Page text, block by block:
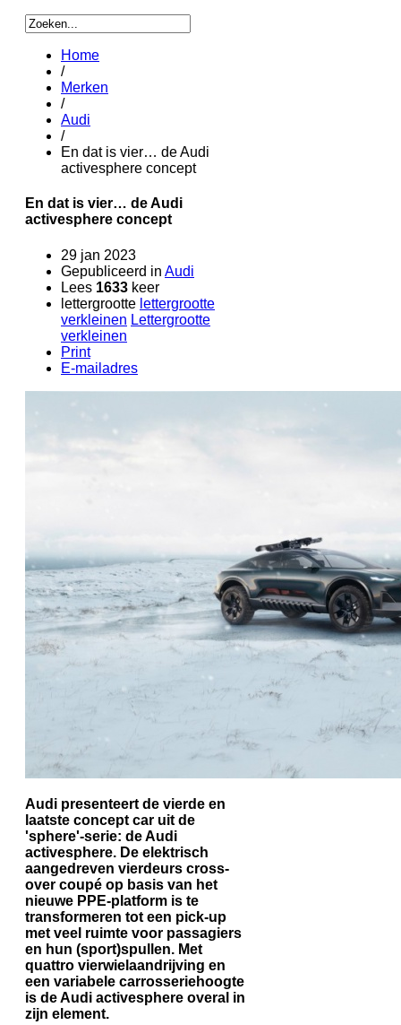
Home
/
Merken
/
Audi
/
En dat is vier… de Audi
activesphere concept
En dat is vier… de Audi
activesphere concept
29 jan 2023
Gepubliceerd in Audi
Lees 1633 keer
lettergrootte lettergrootte
verkleinen Lettergrootte
verkleinen
Print
E-mailadres
Audi presenteert de vierde en
laatste concept car uit de
'sphere'-serie: de Audi
activesphere. De elektrisch
aangedreven vierdeurs cross-
over coupé op basis van het
nieuwe PPE-platform is te
transformeren tot een pick-up
met veel ruimte voor passagiers
en hun (sport)spullen. Met
quattro vierwielaandrijving en
een variabele carrosseriehoogte
is de Audi activesphere overal in
zijn element.